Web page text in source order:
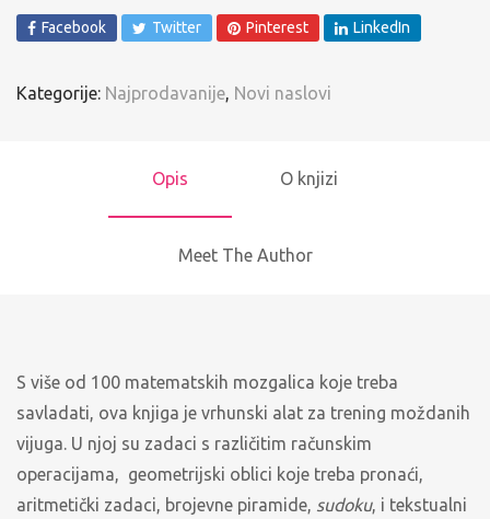
Facebook Twitter Pinterest LinkedIn
Kategorije: Najprodavanije, Novi naslovi
Opis O knjizi
Meet The Author
S više od 100 matematskih mozgalica koje treba
savladati, ova knjiga je vrhunski alat za trening moždanih
vijuga. U njoj su zadaci s različitim računskim
operacijama, geometrijski oblici koje treba pronaći,
aritmetički zadaci, brojevne piramide, sudoku, i tekstualni